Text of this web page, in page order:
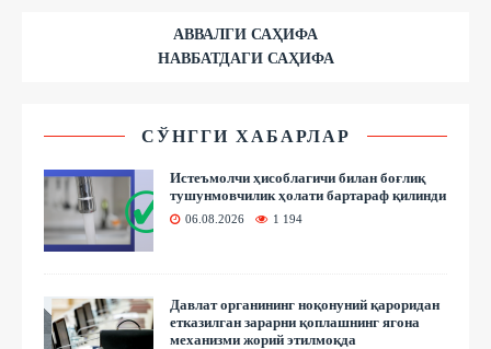
АВВАЛГИ САҲИФА
НАВБАТДАГИ САҲИФА
СЎНГГИ ХАБАРЛАР
Истеъмолчи ҳисоблагичи билан боғлиқ
тушунмовчилик ҳолати бартараф қилинди
06.08.2026 1 194
Давлат органининг ноқонуний қароридан
етказилган зарарни қоплашнинг ягона
механизми жорий этилмоқда